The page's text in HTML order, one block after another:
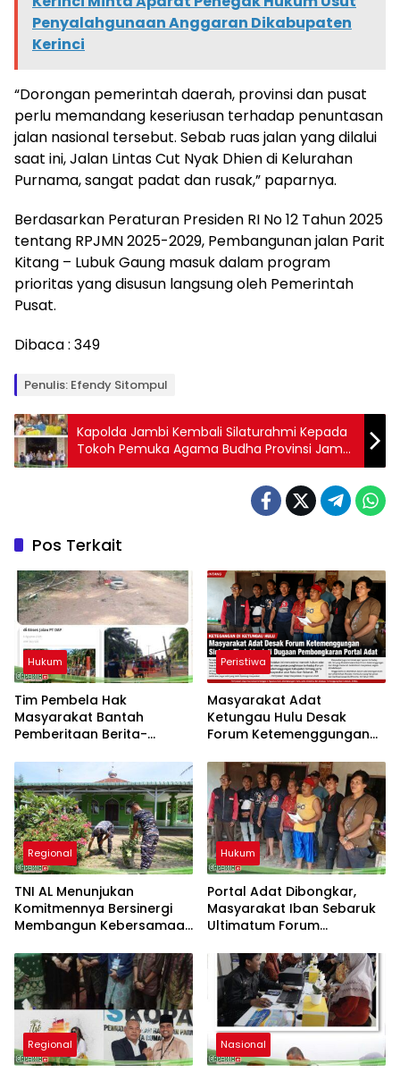
Penyalahgunaan Anggaran Dikabupaten
Kerinci
“Dorongan pemerintah daerah, provinsi dan pusat
perlu memandang keseriusan terhadap penuntasan
jalan nasional tersebut. Sebab ruas jalan yang dilalui
saat ini, Jalan Lintas Cut Nyak Dhien di Kelurahan
Purnama, sangat padat dan rusak,” paparnya.
Berdasarkan Peraturan Presiden RI No 12 Tahun 2025
tentang RPJMN 2025-2029, Pembangunan jalan Parit
Kitang – Lubuk Gaung masuk dalam program
prioritas yang disusun langsung oleh Pemerintah
Pusat.
Dibaca : 349
Penulis: Efendy Sitompul
Kapolda Jambi Kembali Silaturahmi Kepada
Tokoh Pemuka Agama Budha Provinsi Jambi
di Vihara Jaya Manggala
Pos Terkait
Hukum
Tim Pembela Hak
Masyarakat Bantah
Pemberitaan Berita-
Tidak Sesuai Fakta dan
Akan Tempuh Jalur Dewan
Pers
Peristiwa
Masyarakat Adat
Ketungau Hulu Desak
Forum Ketemenggungan
Dugaan Pembongkaran
Portal Adat
Regional
TNI AL Menunjukan
Komitmennya Bersinergi
Membangun Kebersamaan
Limau Manis
Hukum
Portal Adat Dibongkar,
Masyarakat Iban Sebaruk
Ultimatum Forum
“Jangan Biarkan Hukum
Adat Dilecehkan”
Regional Nasional